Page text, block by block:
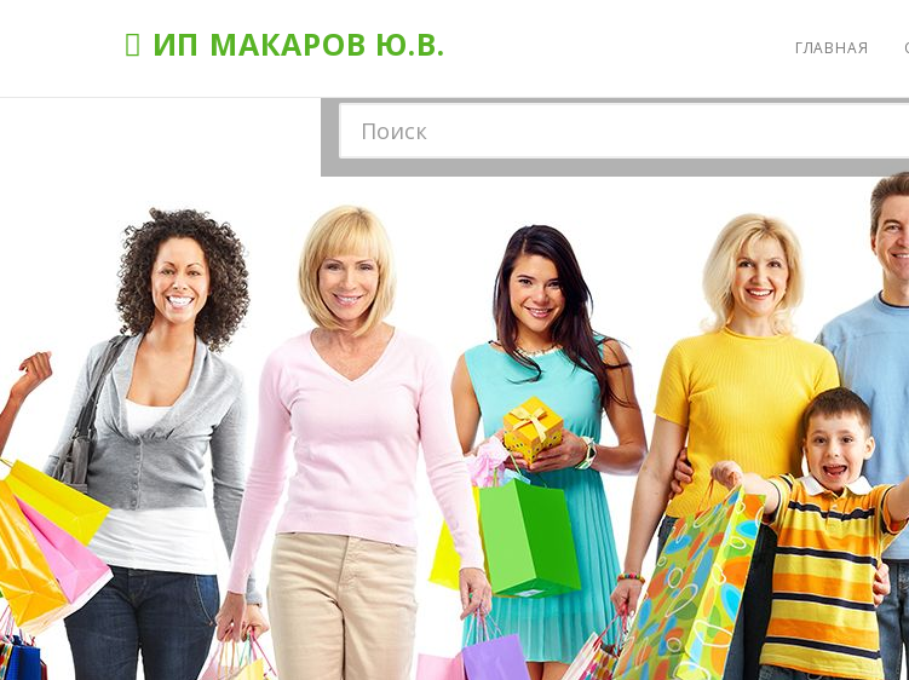
ИП МАКАРОВ Ю.В. ГЛАВНАЯ